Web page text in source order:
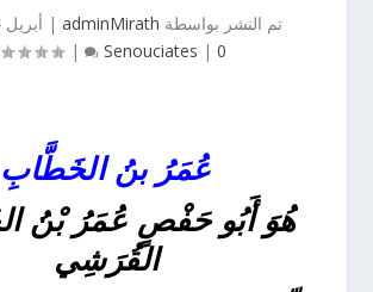
تم النشر بواسطة adminMirath
| أبريل 4, 2013
Senouciates | 0
|
عُمَرُ بنُ الخَطَّابِ
هُوَ أَبُو حَفْصٍ عُمَرُ بْنُ
القُرَشِي